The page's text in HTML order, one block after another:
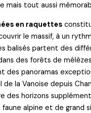
mais tout aussi
en raquettes
le massif, à un
balisés partent des
des forêts de
des panoramas
de la Vanoise depuis
des horizons
alpine et de grand